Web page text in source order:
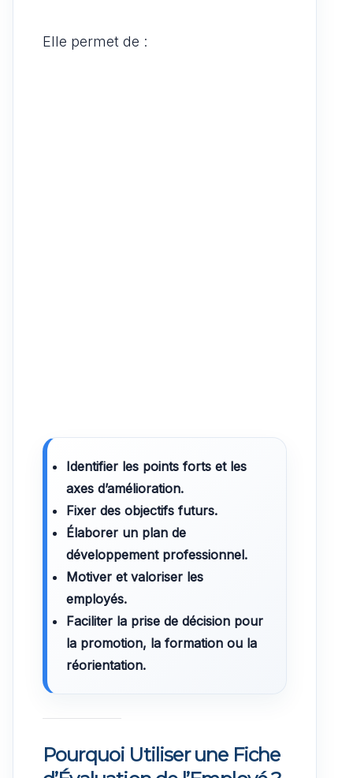
Elle permet de :
Identifier les points forts et les
axes d’amélioration.
Fixer des objectifs futurs.
Élaborer un plan de
développement professionnel.
Motiver et valoriser les
employés.
Faciliter la prise de décision pour
la promotion, la formation ou la
réorientation.
Pourquoi Utiliser une Fiche